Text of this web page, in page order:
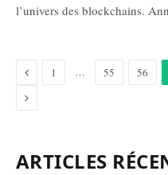
l’univers des blockchains.
Précédent
1 … 55 56
Suivant
ARTICLES